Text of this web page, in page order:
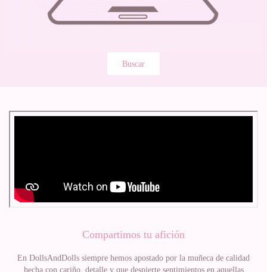
Buscar
Compartimos tu afición
En DollsAndDolls siempre hemos apostado por la muñeca de calidad
hecha con cariño, detalle y que despierte sentimientos en aquellas